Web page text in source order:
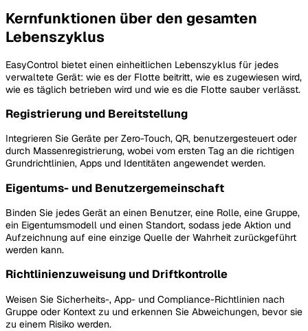
Kernfunktionen über den gesamten
Lebenszyklus
EasyControl bietet einen einheitlichen Lebenszyklus für jedes
verwaltete Gerät: wie es der Flotte beitritt, wie es zugewiesen wird,
wie es täglich betrieben wird und wie es die Flotte sauber verlässt.
Registrierung und Bereitstellung
Integrieren Sie Geräte per Zero-Touch, QR, benutzergesteuert oder
durch Massenregistrierung, wobei vom ersten Tag an die richtigen
Grundrichtlinien, Apps und Identitäten angewendet werden.
Eigentums- und Benutzergemeinschaft
Binden Sie jedes Gerät an einen Benutzer, eine Rolle, eine Gruppe,
ein Eigentumsmodell und einen Standort, sodass jede Aktion und
Aufzeichnung auf eine einzige Quelle der Wahrheit zurückgeführt
werden kann.
Richtlinienzuweisung und Driftkontrolle
Weisen Sie Sicherheits-, App- und Compliance-Richtlinien nach
Gruppe oder Kontext zu und erkennen Sie Abweichungen, bevor sie
zu einem Risiko werden.